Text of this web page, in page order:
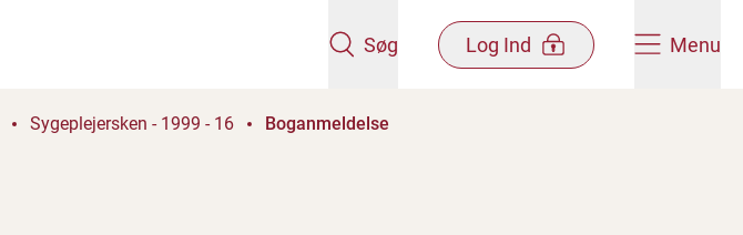
Søg Log Ind Menu
Sygeplejersken - 1999 - 16 Boganmeldelse